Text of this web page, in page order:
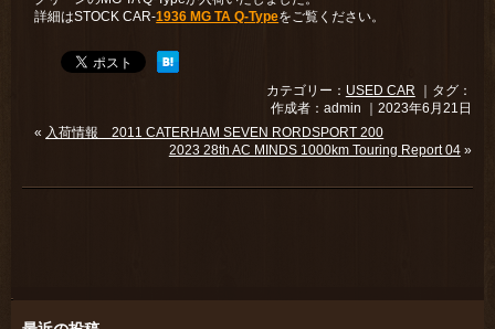
詳細はSTOCK CAR-1936 MG TA Q-Typeをご覧ください。
カテゴリー： USED CAR ｜タグ：
作成者：admin ｜2023年6月21日
« 入荷情報 2011 CATERHAM SEVEN RORDSPORT 200
2023 28th AC MINDS 1000km Touring Report 04»